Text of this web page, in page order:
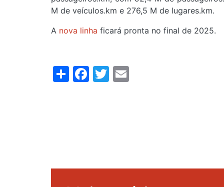
M de veículos.km e 276,5 M de lugares.km.
A nova linha ficará pronta no final de 2025.
ShareFacebook
Twitter